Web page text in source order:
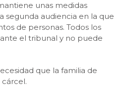
unas medidas
segunda audiencia en la que
de personas. Todos los
el tribunal y no puede
que la familia de